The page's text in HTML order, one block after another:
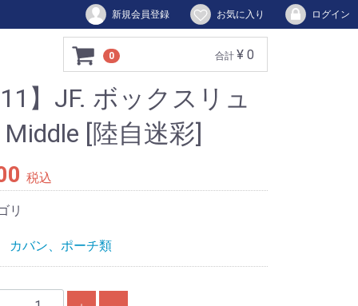
新規会員登録 お気に入り ログイン
0 合計 ¥ 0
】JF. ボックスリュ
[陸自迷彩]
税込
リ
カバン、ポーチ類